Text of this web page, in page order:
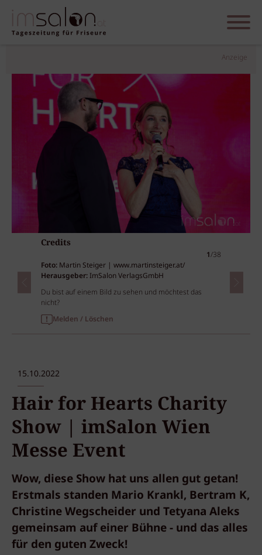
Anzeige
Credits
1/38
Foto: Martin Steiger | www.martinsteiger.at/
Herausgeber:ImSalon VerlagsGmbH
Du bist auf einem Bild zu sehen und möchtest das
nicht?
Melden / Löschen
15.10.2022
Hair for Hearts Charity
Show | imSalon Wien
Messe Event
Wow, diese Show hat uns allen gut getan!
Erstmals standen Mario Krankl, Bertram K,
Christine Wegscheider und Tetyana Aleks
gemeinsam auf einer Bühne - und das alles
für den guten Zweck!